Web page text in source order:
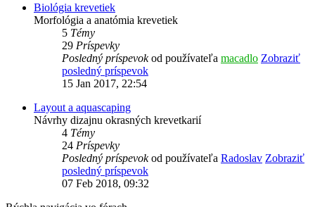
Biológia krevetiek
Morfológia a anatómia krevetiek
5 Témy
29 Príspevky
Posledný príspevokod používateľa macadlo Zobraziť
posledný príspevok
15 Jan 2017, 22:54
Layout a aquascaping
Návrhy dizajnu okrasných krevetkarií
4 Témy
24 Príspevky
Posledný príspevokod používateľa Radoslav Zobraziť
posledný príspevok
07 Feb 2018, 09:32